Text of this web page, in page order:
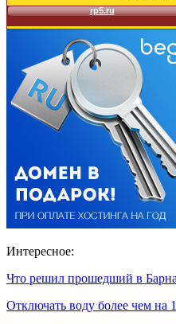
Интересное:
Что решил прошедший в
Отключать воду более чем на